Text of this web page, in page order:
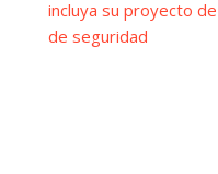
incluya su proyecto
de seguridad